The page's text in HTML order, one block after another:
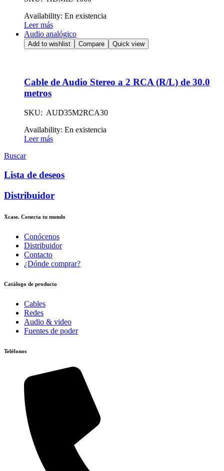
Availability: En existencia
Leer más
Audio analógico
Add to wishlist Compare Quick view
Cable de Audio Stereo a 2 RCA (R/L) de 30.0
metros
SKU: AUD35M2RCA30
Availability: En existencia
Leer más
Buscar
Lista de deseos
Distribuidor
Xcase. Conecta tu mundo
Conócenos
Distribuidor
Contacto
¿Dónde comprar?
Catálogo de producto
Cables
Redes
Audio & video
Fuentes de poder
Teléfonos